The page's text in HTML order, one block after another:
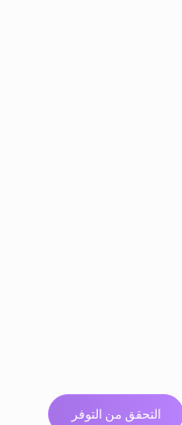
التحقق من التوفر